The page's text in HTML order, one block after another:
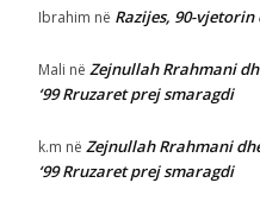
Ibrahim në Razijes, 90-
Mali në Zejnullah Rrahmani
‘99 Rruzaret prej smaragdi
k.m në Zejnullah Rrahmani
‘99 Rruzaret prej smaragdi